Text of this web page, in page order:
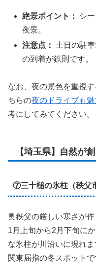
絶景ポイント：
シ
夜景。
注意点：
土日の駐
の到着が鉄則です。
なお、夜の景色を重視
ちらの夜のドライブも
考にしてみてください。
【埼玉県】自然が
⑦三十槌の氷柱（秩父
奥秩父の厳しい寒さが
1月上旬から2月下旬に
な氷柱が川沿いに現れ
関東屈指の冬スポットで